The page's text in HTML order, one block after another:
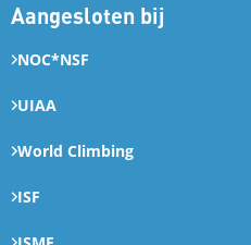
Aangesloten bij
NOC*NSF
UIAA
World Climbing
ISF